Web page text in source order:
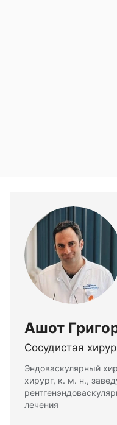
Ашот
Сосудистая
Эндоваскулярный
хирург, к. м. н.,
лечения